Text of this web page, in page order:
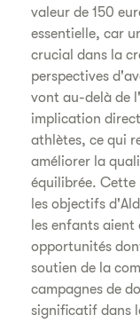
valeur de 150
essentielle, car
crucial dans la
perspectives
vont au-delà de
implication
athlètes, ce qui
améliorer la
équilibrée. Cette
les objectifs
les enfants
opportunités
soutien de la
campagnes de
significatif dans